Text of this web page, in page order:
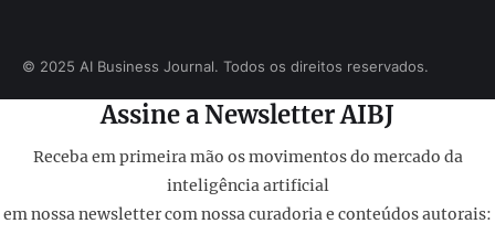
© 2025 AI Business Journal. Todos os direitos reservados.
Assine a Newsletter AIBJ
Receba em primeira mão os movimentos do mercado da
inteligência artificial
em nossa newsletter com nossa curadoria e conteúdos autorais: